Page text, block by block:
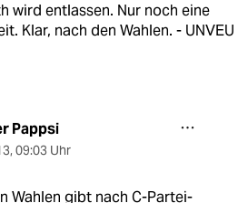
wird entlassen. Nur noch eine
Klar, nach den Wahlen. - UNVEU
Pappsi
, 09:03 Uhr
Wahlen gibt nach C-Partei-